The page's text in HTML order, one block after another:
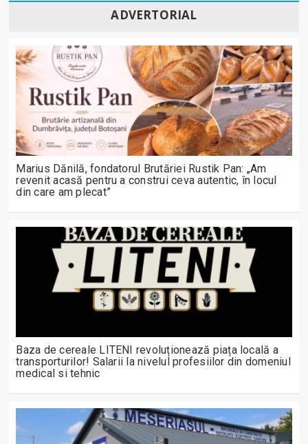
ADVERTORIAL
Marius Dănilă, fondatorul Brutăriei Rustik Pan: „Am
revenit acasă pentru a construi ceva autentic, în locul
din care am plecat”
Baza de cereale LITENI revoluționează piața locală a
transporturilor! Salarii la nivelul profesiilor din domeniul
medical si tehnic